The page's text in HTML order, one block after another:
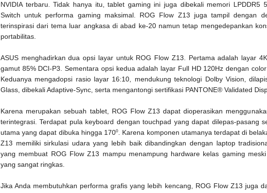
NVIDIA terbaru. Tidak hanya itu, tablet gaming ini juga dibekali memori LPDDR5
Switch untuk performa gaming maksimal. ROG Flow Z13 juga tampil dengan
terinspirasi dari tema luar angkasa di abad ke-20 namun tetap mengedepankan
portabilitas.
ASUS menghadirkan dua opsi layar untuk ROG Flow Z13. Pertama adalah layar
gamut 85% DCI-P3. Sementara opsi kedua adalah layar Full HD 120Hz dengan
Keduanya mengadopsi rasio layar 16:10, mendukung teknologi Dolby Vision,
Glass, dibekali Adaptive-Sync, serta mengantongi sertifikasi PANTONE® Validated
Karena merupakan sebuah tablet, ROG Flow Z13 dapat dioperasikan
terintegrasi. Terdapat pula keyboard dengan touchpad yang dapat dilepas-pasang
utama yang dapat dibuka hingga 170⁰. Karena komponen utamanya terdapat di
Z13 memiliki sirkulasi udara yang lebih baik dibandingkan dengan laptop
yang membuat ROG Flow Z13 mampu menampung hardware kelas gaming
yang sangat ringkas.
Jika Anda membutuhkan performa grafis yang lebih kencang, ROG Flow Z13 juga